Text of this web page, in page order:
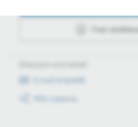
Fotó letöltése
E-mail értesítők
RSS csatorna